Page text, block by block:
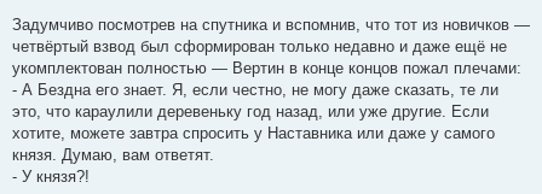
Задумчиво посмотрев на спутника и вспомнив, что тот из новичков —
четвёртый взвод был сформирован только недавно и даже ещё не
укомплектован полностью — Вертин в конце концов пожал плечами:
- А Бездна его знает. Я, если честно, не могу даже сказать, те ли
это, что караулили деревеньку год назад, или уже другие. Если
хотите, можете завтра спросить у Наставника или даже у самого
князя. Думаю, вам ответят.
- У князя?!